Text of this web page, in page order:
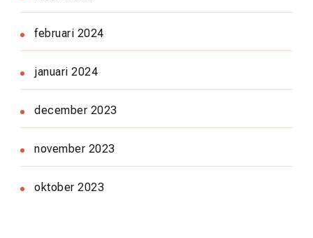
februari 2024
januari 2024
december 2023
november 2023
oktober 2023